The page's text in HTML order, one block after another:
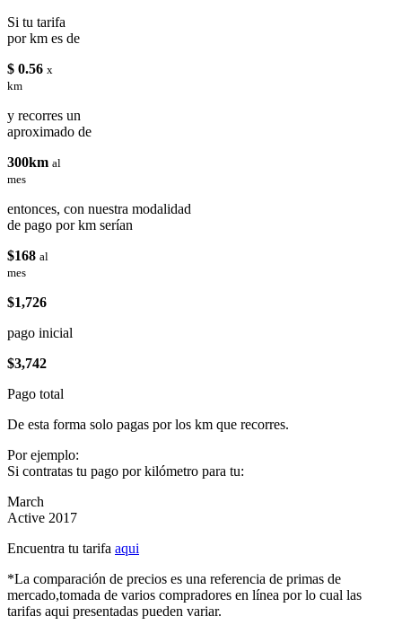
Si tu tarifa
por km es de
$ 0.56 x
km
y recorres un
aproximado de
300km al
mes
entonces, con nuestra modalidad
de pago por km serían
$168 al
mes
$1,726
pago inicial
$3,742
Pago total
De esta forma solo pagas por los km que recorres.
Por ejemplo:
Si contratas tu pago por kilómetro para tu:
March
Active 2017
Encuentra tu tarifa aqui
*La comparación de precios es una referencia de primas de
mercado,tomada de varios compradores en línea por lo cual las
tarifas aqui presentadas pueden variar.